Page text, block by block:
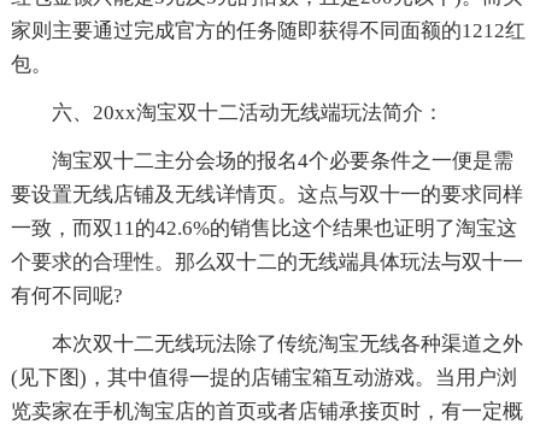
家则主要通过完成官方的任务随即获得不同面额的1212红
包。
六、20xx淘宝双十二活动无线端玩法简介：
淘宝双十二主分会场的报名4个必要条件之一便是需
要设置无线店铺及无线详情页。这点与双十一的要求同样
一致，而双11的42.6%的销售比这个结果也证明了淘宝这
个要求的合理性。那么双十二的无线端具体玩法与双十一
有何不同呢?
本次双十二无线玩法除了传统淘宝无线各种渠道之外
(见下图)，其中值得一提的店铺宝箱互动游戏。当用户浏
览卖家在手机淘宝店的首页或者店铺承接页时，有一定概